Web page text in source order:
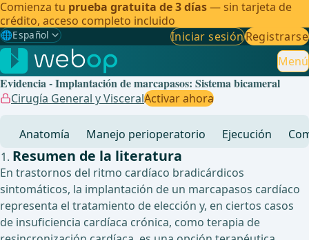
Comienza tu prueba gratuita de 3 días— sin tarjeta de
crédito, acceso completo incluido
🌐Español
Gewählte Sprache: Español
🇩🇪 Alemán
🇬🇧Inglés
🇧🇷
Iniciar sesiónRegistrarse
Menú
Evidencia - Implantación de marcapasos: Sistema bicameral
Cirugía General y VisceralActivar ahora
Anatomía Manejo perioperatorio Ejecución
Resumen de la literatura
En trastornos del ritmo cardíaco bradicárdicos
sintomáticos, la implantación de un marcapasos cardíaco
representa el tratamiento de elección y, en ciertos casos
de insuficiencia cardíaca crónica, como terapia de